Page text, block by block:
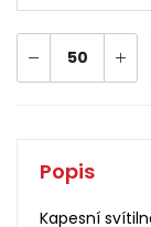
Popis
Kapesní